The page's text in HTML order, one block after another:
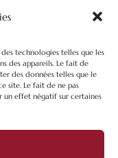
technologies telles que les
des appareils. Le fait de
des données telles que le
site. Le fait de ne pas
un effet négatif sur certaines